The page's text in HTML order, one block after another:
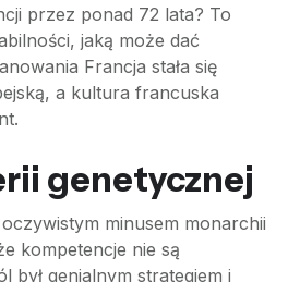
przez ponad 72 lata? To
jaką może dać
Francja stała się
a kultura francuska
genetycznej
minusem monarchii
kompetencje nie są
był genialnym strategiem i